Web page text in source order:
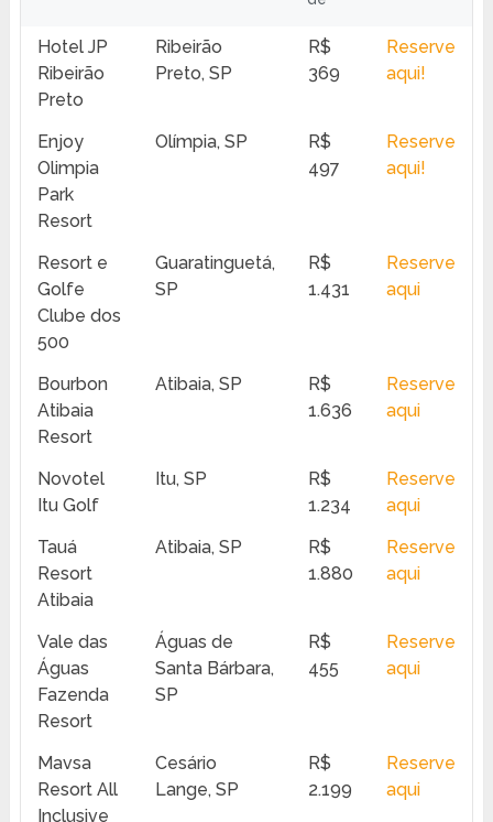
Hotel JP
Ribeirão
Preto
Ribeirão
Preto, SP
R$
369
Reserve
aqui!
Enjoy
Olimpia
Park
Resort
Olímpia, SP
R$
497
Reserve
aqui!
Resort e
Golfe
Clube dos
500
Guaratinguetá,
SP
R$
1.431
Reserve
aqui
Bourbon
Atibaia
Resort
Atibaia, SP
R$
1.636
Reserve
aqui
Novotel
Itu Golf
Itu, SP
R$
1.234
Reserve
aqui
Tauá
Resort
Atibaia
Atibaia, SP
R$
1.880
Reserve
aqui
Vale das
Águas
Fazenda
Resort
Águas de
Santa Bárbara,
SP
R$
455
Reserve
aqui
Mavsa
Resort All
Inclusive
Cesário
Lange, SP
R$
2.199
Reserve
aqui